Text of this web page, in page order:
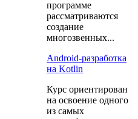
программе
рассматриваются
создание
многозвенных...
Android-разработка
на Kotlin
Курс ориентирован
на освоение одного
из самых